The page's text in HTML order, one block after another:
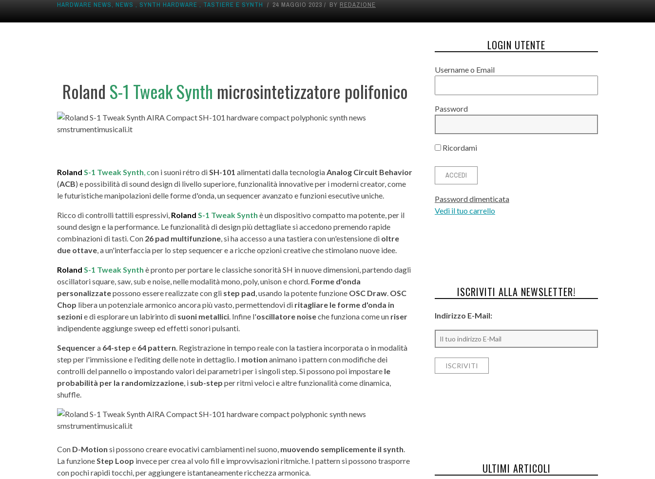
HARDWARE NEWS, NEWS , SYNTH HARDWARE , TASTIERE E SYNTH 24 MAGGIO 2023 BY REDAZIONE
Roland S-1 Tweak Synth microsintetizzatore polifonico
Roland S-1 Tweak Synth, con i suoni rétro diSH-101 alimentati dalla tecnologiaAnalog Circuit Behavior
(ACB) e possibilità di sound design di livello superiore, funzionalità innovative per i moderni creator, come
le futuristiche manipolazioni delle forme d'onda, un sequencer avanzato e funzioni esecutive uniche.
Ricco di controlli tattili espressivi, Roland S-1 Tweak Synth è un dispositivo compatto ma potente, per il
sound design e la performance. Le funzionalità di design più dettagliate si accedono premendo rapide
combinazioni di tasti. Con 26 pad multifunzione, si ha accesso a una tastiera con un'estensione di oltre
due ottave, a un'interfaccia per lo step sequencer e a ricche opzioni creative che stimolano nuove idee.
Roland S-1 Tweak Synth è pronto per portare le classiche sonorità SH in nuove dimensioni, partendo dagli
oscillatori square, saw, sub e noise, nelle modalità mono, poly, unison e chord. Forme d'onda
personalizzatepossono essere realizzate con gli step pad, usando la potente funzione OSC Draw. OSC
Chop libera un potenziale armonico ancora più vasto, permettendovi di ritagliare le forme d'onda in
sezionie di esplorare un labirinto di suoni metallici. Infine l'oscillatore noiseche funziona come un riser
indipendente aggiunge sweep ed effetti sonori pulsanti.
Sequencera 64-step e 64 pattern. Registrazione in tempo reale con la tastiera incorporata o in modalità
step per l'immissione e l'editing delle note in dettaglio. I motion animano i pattern con modifiche dei
controlli del pannello o impostando valori dei parametri per i singoli step. Si possono poi impostare le
probabilità per la randomizzazione, i sub-step per ritmi veloci e altre funzionalità come dinamica,
shuffle.
Con D-Motion si possono creare evocativi cambiamenti nel suono, muovendo semplicemente il synth.
La funzioneStep Loop invece per crea al volo fill e improvvisazioni ritmiche. I pattern si possono trasporre
con pochi rapidi tocchi, per aggiungere istantaneamente ricchezza armonica.
LOGIN UTENTE
Username o Email
Password
Ricordami
Password dimenticata
Vedi il tuo carrello
ISCRIVITI ALLA NEWSLETTER!
Indirizzo E-Mail:
ULTIMI ARTICOLI